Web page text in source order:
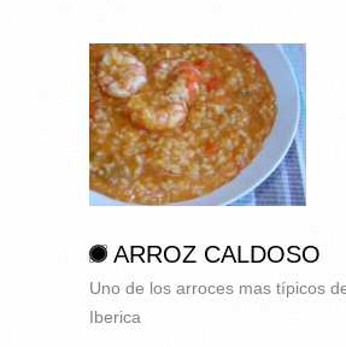
ARROZ CALDOSO
Uno de los arroces mas típicos
Iberica